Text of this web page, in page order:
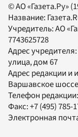
© АО «Газета.Ру»
Название:
Учредитель:АО
7743625728
Адрес
улица, дом 67
Адрес редакции и
Варшавское
Телефон редакции:
Факс:+7 (495) 785-
Электронная